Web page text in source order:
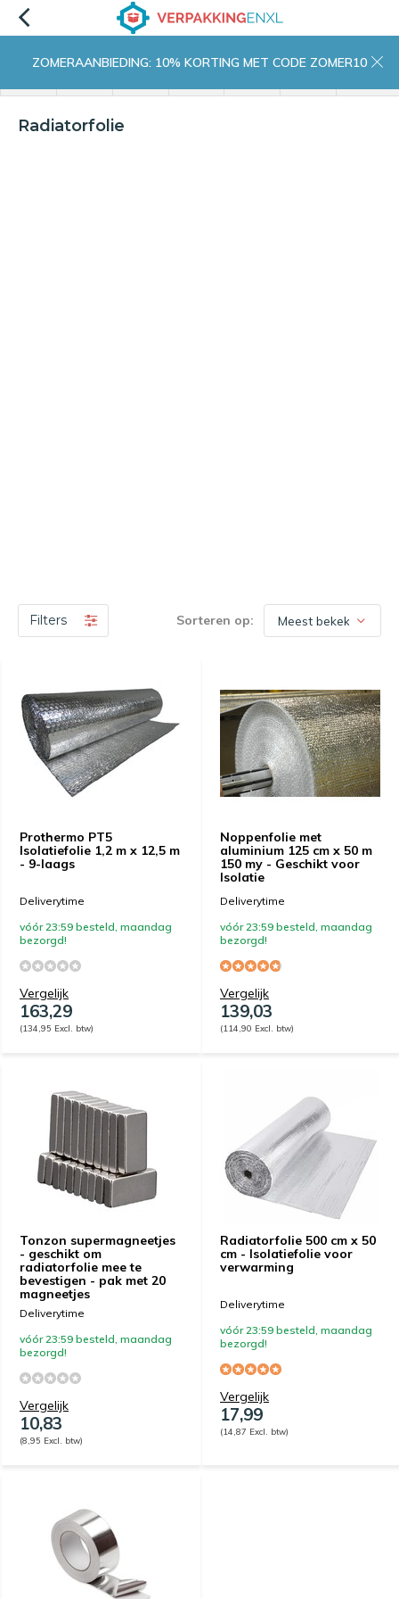
ZOMERAANBIEDING: 10% KORTING MET CODE ZOMER10
Radiatorfolie
Filters Sorteren op:
Prothermo PT5
Isolatiefolie 1,2 m x 12,5 m
- 9-laags
Deliverytime
vóór 23:59 besteld, maandag
bezorgd!
Vergelijk
163,29
(134,95 Excl. btw)
Noppenfolie met
aluminium 125 cm x 50 m
150 my - Geschikt voor
Isolatie
Deliverytime
vóór 23:59 besteld, maandag
bezorgd!
Vergelijk
139,03
(114,90 Excl. btw)
Tonzon supermagneetjes
- geschikt om
radiatorfolie mee te
bevestigen - pak met 20
magneetjes
Deliverytime
vóór 23:59 besteld, maandag
bezorgd!
Vergelijk
10,83
(8,95 Excl. btw)
Radiatorfolie 500 cm x 50
cm - Isolatiefolie voor
verwarming
Deliverytime
vóór 23:59 besteld, maandag
bezorgd!
Vergelijk
17,99
(14,87 Excl. btw)